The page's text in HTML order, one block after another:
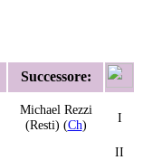
Successore:
Michael Rezzi
(Resti) (Ch) I
II